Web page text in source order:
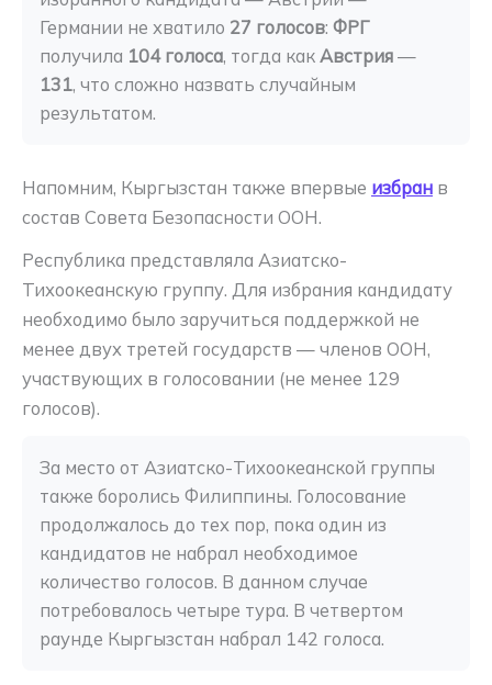
Германии не хватило 27 голосов: ФРГ
получила 104 голоса, тогда как Австрия
131, что сложно назвать случайным
результатом.
Напомним, Кыргызстан также впервые избран в
состав Совета Безопасности ООН.
Республика представляла Азиатско-
Тихоокеанскую группу. Для избрания кандидату
необходимо было заручиться поддержкой не
менее двух третей государств — членов ООН,
участвующих в голосовании (не менее 129
голосов).
За место от Азиатско-Тихоокеанской группы
также боролись Филиппины. Голосование
продолжалось до тех пор, пока один из
кандидатов не набрал необходимое
количество голосов. В данном случае
потребовалось четыре тура. В четвертом
раунде Кыргызстан набрал 142 голоса.